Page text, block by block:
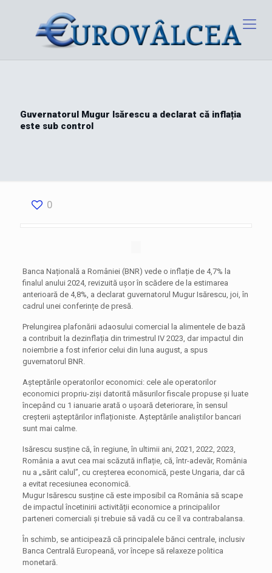
Guvernatorul Mugur Isărescu a declarat că inflația
este sub control
0
Banca Națională a României (BNR) vede o inflație de 4,7% la
finalul anului 2024, revizuită ușor în scădere de la estimarea
anterioară de 4,8%, a declarat guvernatorul Mugur Isărescu, joi, în
cadrul unei conferințe de presă.
Prelungirea plafonării adaosului comercial la alimentele de bază
a contribuit la dezinflația din trimestrul IV 2023, dar impactul din
noiembrie a fost inferior celui din luna august, a spus
guvernatorul BNR.
Așteptările operatorilor economici: cele ale operatorilor
economici propriu-ziși datorită măsurilor fiscale propuse și luate
începând cu 1 ianuarie arată o ușoară deteriorare, în sensul
creșterii așteptărilor inflaționiste. Așteptările analiștilor bancari
sunt mai calme.
Isărescu susține că, în regiune, în ultimii ani, 2021, 2022, 2023,
România a avut cea mai scăzută inflație, că, într-adevăr, România
nu a „sărit calul”, cu creșterea economică, peste Ungaria, dar că
a evitat recesiunea economică.
Mugur Isărescu susține că este imposibil ca România să scape
de impactul încetinirii activității economice a principalilor
parteneri comerciali și trebuie să vadă cu ce îl va contrabalansa.
În schimb, se anticipează că principalele bănci centrale, inclusiv
Banca Centrală Europeană, vor începe să relaxeze politica
monetară.